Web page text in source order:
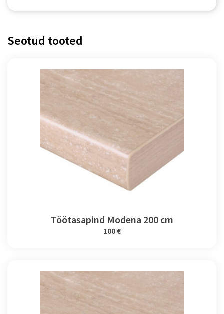
(uks
Seotud tooted
Töötasapind Modena 200 cm
100 €